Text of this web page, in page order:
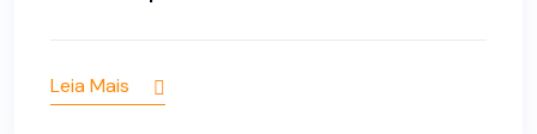
Leia Mais